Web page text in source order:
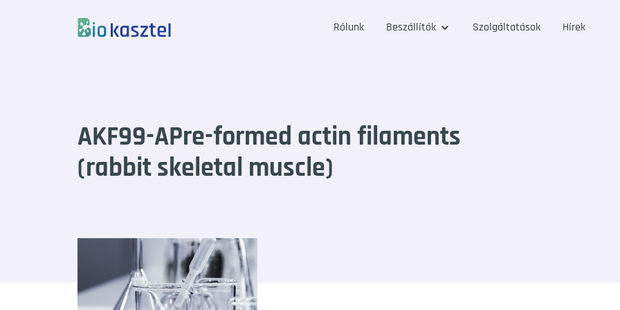
Rólunk Beszállítók Szolgáltatások Hírek
AKF99-APre-formed actin filaments
(rabbit skeletal muscle)